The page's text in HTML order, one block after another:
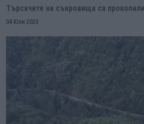
Търсачите на съкровища са
04 Юли 2023